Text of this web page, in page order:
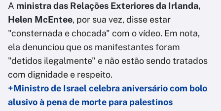
A ministra das Relações Exteriores da Irlanda,
Helen McEntee, por sua vez, disse estar
"consternada e chocada" com o vídeo. Em nota,
ela denunciou que os manifestantes foram
"detidos ilegalmente" e não estão sendo tratados
com dignidade e respeito.
+Ministro de Israel celebra aniversário com bolo
alusivo à pena de morte para palestinos